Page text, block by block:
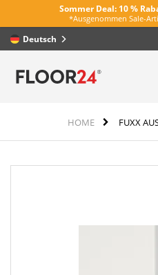
Sommer Deal: 10 %
*Ausgenommen Sale-
HOME FUXX
Deutsch